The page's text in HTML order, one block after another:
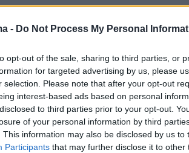
- Do Not Process My Personal
opt-out of the sale, sharing to third parties, or
for targeted advertising by us, please
selection. Please note that after your opt-out
interest-based ads based on personal
to third parties prior to your opt-out.
of your personal information by third
This information may also be disclosed by us to
Participants that may further disclose it to other